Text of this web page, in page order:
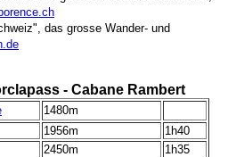
, das grosse Wander- und
- Cabane Rambert
1480m
1956m
1h40
2450m
1h35